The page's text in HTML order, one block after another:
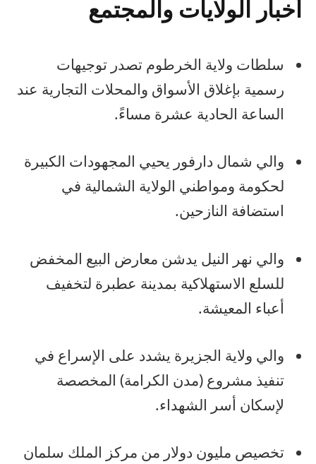
أخبار الولايات والمجتمع
سلطات ولاية الخرطوم تصدر توجيهات
رسمية بإغلاق الأسواق والمحلات التجارية عند
الساعة الحادية عشرة مساءً.
والي شمال دارفور يحيي المجهودات الكبيرة
لحكومة ومواطني الولاية الشمالية في
استضافة النازحين.
والي نهر النيل يدشن معارض البيع المخفض
للسلع الاستهلاكية بمدينة عطبرة لتخفيف
أعباء المعيشة.
والي ولاية الجزيرة يشدد على الإسراع في
تنفيذ مشروع (مدن الكرامة) المخصصة
لإسكان أسر الشهداء.
تخصيص مليون دولار من مركز الملك سلمان